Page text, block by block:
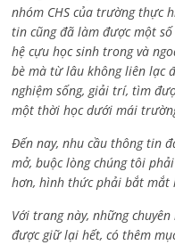
nhóm CHS của trường thực
tin cũng đã làm được một
hệ cựu học sinh trong và
bè mà từ lâu không liên lạc
nghiệm sống, giải trí, tìm
một thời học dưới mái
Đến nay, nhu cầu thông tin
mở, buộc lòng chúng tôi
hơn, hình thức phải bắt mắt
Với trang này, những
được giữ lại hết, có thêm